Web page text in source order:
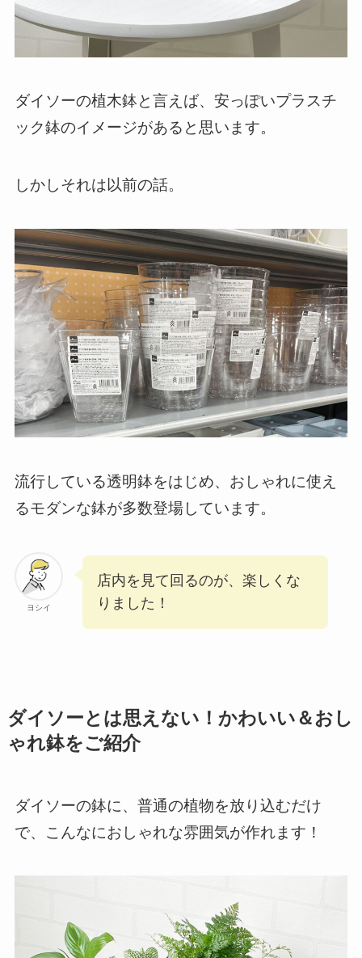
ダイソーの植木鉢と言えば、安っぽいプラスチ
ック鉢のイメージがあると思います。
しかしそれは以前の話。
流行している透明鉢をはじめ、おしゃれに使え
るモダンな鉢が多数登場しています。
ヨシイ
店内を見て回るのが、楽しくな
りました！
ダイソーとは思えない！かわいい＆おし
ゃれ鉢をご紹介
ダイソーの鉢に、普通の植物を放り込むだけ
で、こんなにおしゃれな雰囲気が作れます！